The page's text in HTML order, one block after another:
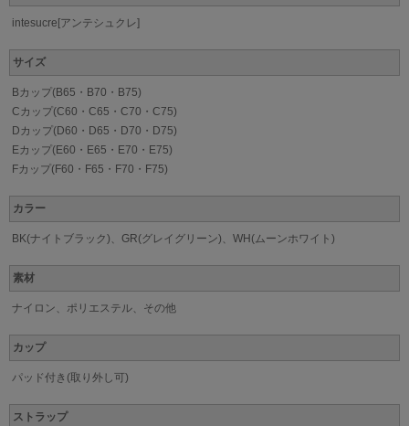
intesucre[アンテシュクレ]
サイズ
Bカップ(B65・B70・B75)
Cカップ(C60・C65・C70・C75)
Dカップ(D60・D65・D70・D75)
Eカップ(E60・E65・E70・E75)
Fカップ(F60・F65・F70・F75)
カラー
BK(ナイトブラック)、GR(グレイグリーン)、WH(ムーンホワイト)
素材
ナイロン、ポリエステル、その他
カップ
パッド付き(取り外し可)
ストラップ